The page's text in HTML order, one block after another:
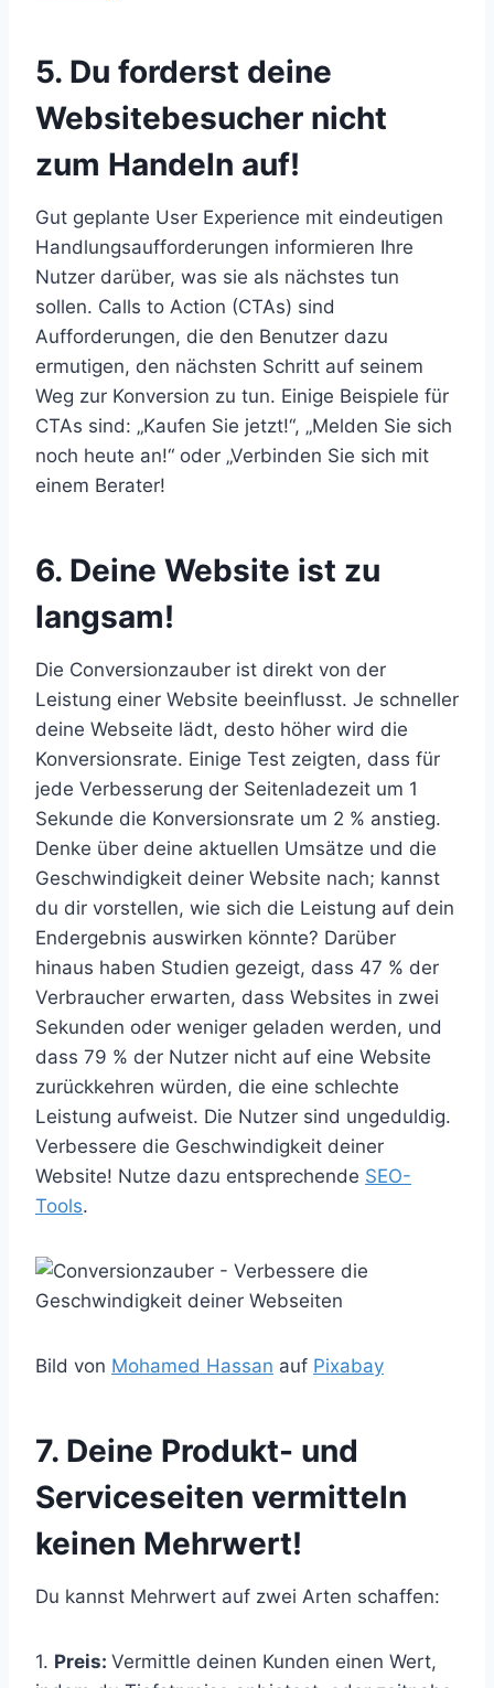
5. Du forderst deine
Websitebesucher nicht
zum Handeln auf!
Gut geplante User Experience mit eindeutigen
Handlungsaufforderungen informieren Ihre
Nutzer darüber, was sie als nächstes tun
sollen. Calls to Action (CTAs) sind
Aufforderungen, die den Benutzer dazu
ermutigen, den nächsten Schritt auf seinem
Weg zur Konversion zu tun. Einige Beispiele für
CTAs sind: „Kaufen Sie jetzt!“, „Melden Sie sich
noch heute an!“ oder „Verbinden Sie sich mit
einem Berater!
6. Deine Website ist zu
langsam!
Die Conversionzauber ist direkt von der
Leistung einer Website beeinflusst. Je schneller
deine Webseite lädt, desto höher wird die
Konversionsrate. Einige Test zeigten, dass für
jede Verbesserung der Seitenladezeit um 1
Sekunde die Konversionsrate um 2 % anstieg.
Denke über deine aktuellen Umsätze und die
Geschwindigkeit deiner Website nach; kannst
du dir vorstellen, wie sich die Leistung auf dein
Endergebnis auswirken könnte? Darüber
hinaus haben Studien gezeigt, dass 47 % der
Verbraucher erwarten, dass Websites in zwei
Sekunden oder weniger geladen werden, und
dass 79 % der Nutzer nicht auf eine Website
zurückkehren würden, die eine schlechte
Leistung aufweist. Die Nutzer sind ungeduldig.
Verbessere die Geschwindigkeit deiner
Website! Nutze dazu entsprechende SEO-
Tools.
Bild von Mohamed Hassan auf Pixabay
7. Deine Produkt- und
Serviceseiten vermitteln
keinen Mehrwert!
Du kannst Mehrwert auf zwei Arten schaffen:
1. Preis: Vermittle deinen Kunden einen Wert,